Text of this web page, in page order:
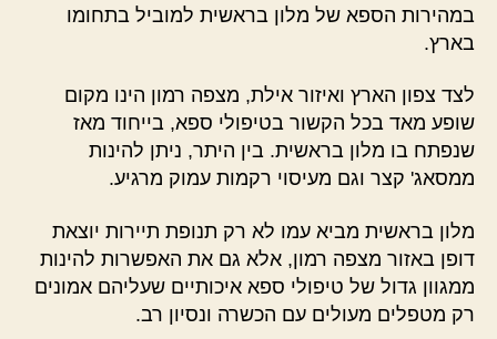
במהירות הספא של מלון בראשית למוביל בתחומו
בארץ.
לצד צפון הארץ ואיזור אילת, מצפה רמון הינו מקום
שופע מאד בכל הקשור בטיפולי ספא, בייחוד מאז
שנפתח בו מלון בראשית. בין היתר, ניתן להינות
ממסאג' קצר וגם מעיסוי רקמות עמוק מרגיע.
מלון בראשית מביא עמו לא רק תנופת תיירות יוצאת
דופן באזור מצפה רמון, אלא גם את האפשרות להינות
ממגוון גדול של טיפולי ספא איכותיים שעליהם אמונים
רק מטפלים מעולים עם הכשרה ונסיון רב.